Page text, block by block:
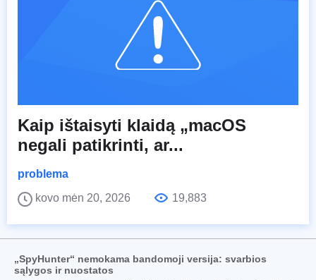
Kaip ištaisyti klaidą „macOS
negali patikrinti, ar...
problema
kovo mėn 20, 2026
19,883
„SpyHunter“ nemokama bandomoji versija: svarbios
sąlygos ir nuostatos